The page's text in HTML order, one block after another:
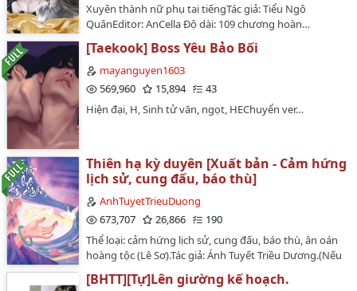
☁ Chương 27: Đừng Đánh Người
☁️ Chương 28: Con Mẹ Nó Liếm Thật À
☁ Chương 29: Ăn Vào Đi
☁ Chương 30: Ưm Ưm...
☁ Chương 31: Nằm Trên Giường Của Anh
☁ Chương 32: Không Làm Em
☁ Chương 33: Bôi Giúp Anh
☁ Chương 34: Đừng Dọa Cô Ấy
☁ Chương 35: Làm Em Trước Mặt Bọn Họ
☁️ Chương 36: Ướt Rồi Hả?
Xuyên thành nữ phụ tai tiếngTác giả: Tiểu Ngô
QuânEditor: AnCella Độ dài: 109 chương hoàn…
[Taekook] Boss Yêu Bảo Bối
mayanguyen1603
569,960
15,894
43
Hiện đại, H, Sinh tử văn, ngọt, HEChuyển ver…
Thiên hạ kỳ duyên [Xuất bản - Cảm hứng
lịch sử, cung đấu, báo thù]
AnhTuyetTrieuDuong
673,707
26,866
190
Thể loại: cảm hứng lịch sử, cung đấu, báo thù, ân oán
hoàng tộc (Lê Sơ).Tác giả: Ánh Tuyết Triều Dương.(Nếu
khác, xin vui lòng ghi rõ tác giả và nguồn
[BHTT][Tự]Lên giường kế hoạch.